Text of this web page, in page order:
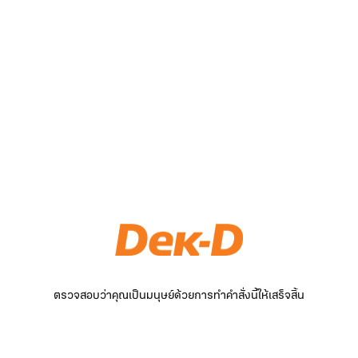
ตรวจสอบว่าคุณเป็นมนุษย์ด้วยการทำคำสั่งนี้ให้เสร็จสิ้น